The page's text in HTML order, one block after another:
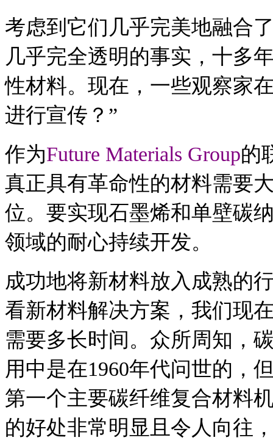
考虑到它们几乎完美地融合
几乎完全透明的事实，十多
性材料。 现在，一些观察家
进行宣传？”
作为Future Materials Group的
真正具有革命性的材料需要
位。 要实现石墨烯和单壁碳
领域的耐心持续开发。
成功地将新材料放入成熟的
看新材料解决方案，我们现
需要多长时间。 众所周知，
用中是在1960年代问世的，
第一个主要碳纤维复合材料
的好处非常明显且令人向往